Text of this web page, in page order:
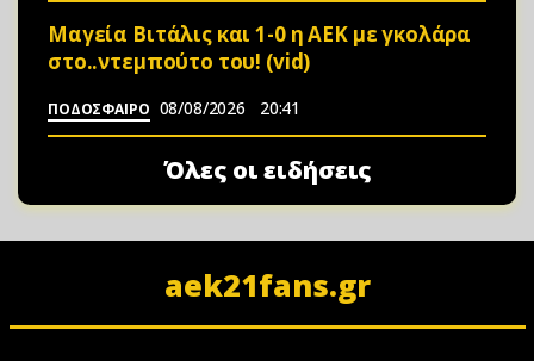
Μαγεία Βιτάλις και 1-0 η ΑΕΚ με γκολάρα
στο..ντεμπούτο του! (vid)
ΠΟΔΟΣΦΑΙΡΟ 08/08/2026 20:41
Όλες οι ειδήσεις
aek21fans.gr